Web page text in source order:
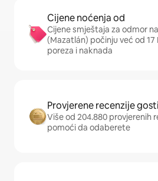
Cijene noćenja od
Cijene smještaja za odmor
(Mazatlán) počinju već od 17
poreza i naknada
Provjerene recenzije
Više od 204.880 provjerenih
pomoći da odaberete